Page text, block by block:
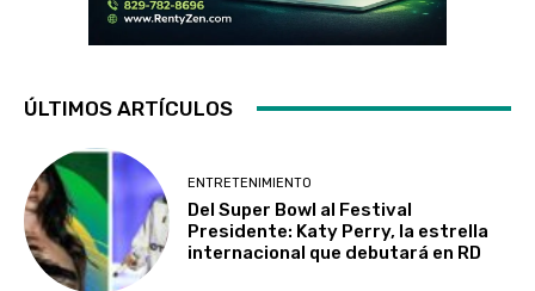
ÚLTIMOS ARTÍCULOS
ENTRETENIMIENTO
Del Super Bowl al Festival
Presidente: Katy Perry, la estrella
internacional que debutará en RD